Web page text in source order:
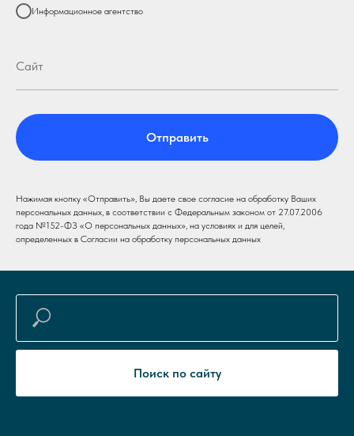
Информационное агентство
Отправить
Нажимая кнопку «Отправить», Вы даете свое согласие на обработку Ваших
персональных данных, в соответствии с Федеральным законом от 27.07.2006
года №152-ФЗ «О персональных данных», на условиях и для целей,
определенных в Согласии на обработку персональных данных
Поиск по сайту